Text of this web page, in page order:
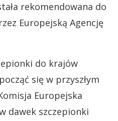
rekomendowana do
Europejską Agencję
do krajów
się w przyszłym
Europejska
dawek szczepionki